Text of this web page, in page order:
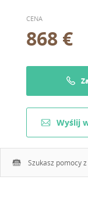
CENA
868 €
Wyślij
Szukasz pomocy